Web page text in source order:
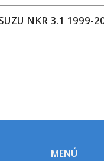
NKR 3.1 1999-
MENÚ